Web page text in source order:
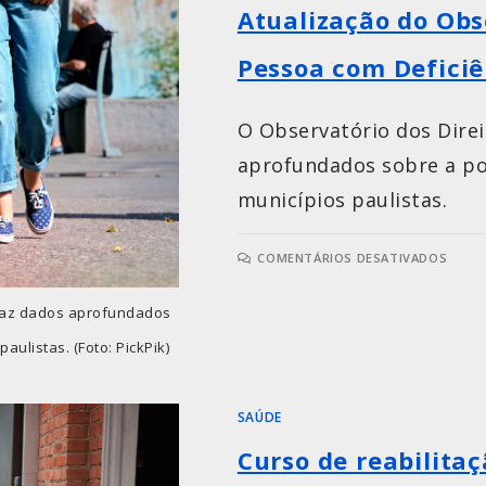
dados aprofundados
(Foto: PickPik)
Atualização do
Pessoa com
O Observatório dos
aprofundados sobre a
municípios paulistas.
COMENTÁRIOS DESATIVADOS
SAÚDE
Curso de